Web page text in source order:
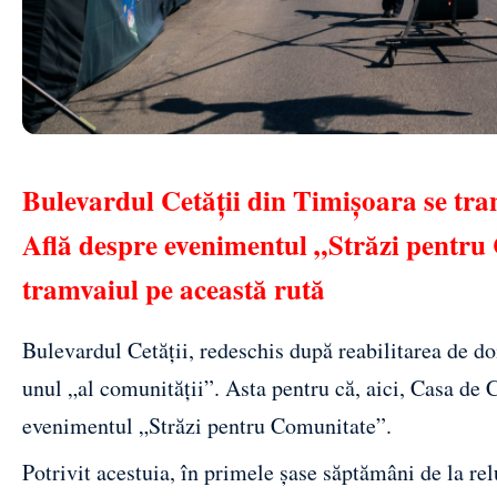
Bulevardul Cetății din Timișoara se
Află despre evenimentul „Străzi
tramvaiul pe această rută
Bulevardul Cetății, redeschis după reabilitarea de
unul „al comunității”. Asta pentru că, aici, Casa
evenimentul „Străzi pentru Comunitate”.
Potrivit acestuia, în primele șase săptămâni de la